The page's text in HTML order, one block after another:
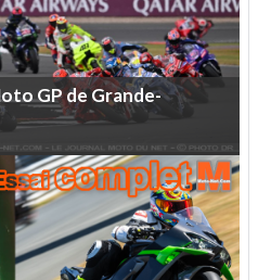
GPdeGrande-